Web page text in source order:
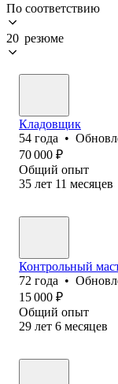
По соответствию
20 резюме
Кладовщик
54 года •
70 000 ₽
Общий опыт
35 лет 11 месяцев
Контрольный
72 года •
15 000 ₽
Общий опыт
29 лет 6 месяцев